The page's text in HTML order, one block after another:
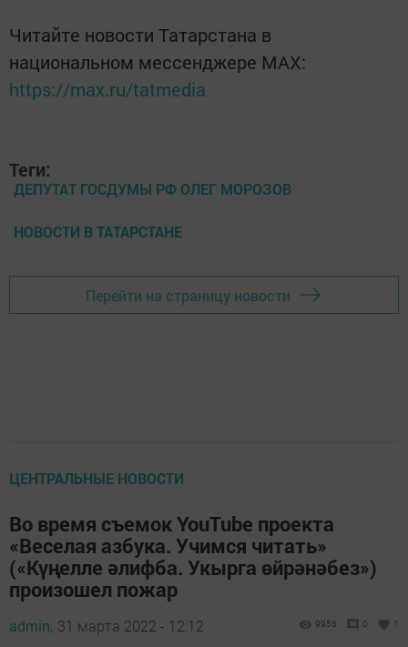
Читайте новости Татарстана в
национальном мессенджере MАХ:
https://max.ru/tatmedia
Теги:
ДЕПУТАТ ГОСДУМЫ РФ ОЛЕГ МОРОЗОВ
НОВОСТИ В ТАТАРСТАНЕ
Перейти на страницу новости
ЦЕНТРАЛЬНЫЕ НОВОСТИ
Во время съемок YouTube проекта
«Веселая азбука. Учимся читать»
(«Күңелле әлифба. Укырга өйрәнәбез»)
произошел пожар
admin, 31 марта 2022 - 12:12 9956 0 1